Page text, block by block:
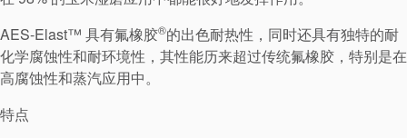
AES-Elast™ 具有氟橡胶®的出色耐热性，同时还具有独特的耐
化学腐蚀性和耐环境性，其性能历来超过传统氟橡胶，特别是在
高腐蚀性和蒸汽应用中。
特点